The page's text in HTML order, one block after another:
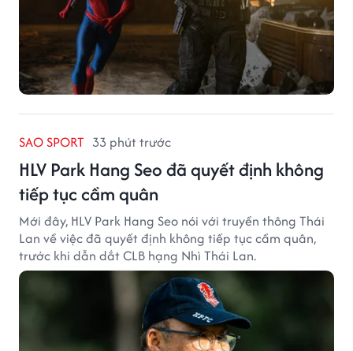
SAO SPORT 33 phút trước
HLV Park Hang Seo đã quyết định không
tiếp tục cầm quân
Mới đây, HLV Park Hang Seo nói với truyền thông Thái
Lan về việc đã quyết định không tiếp tục cầm quân,
trước khi dẫn dắt CLB hạng Nhì Thái Lan.